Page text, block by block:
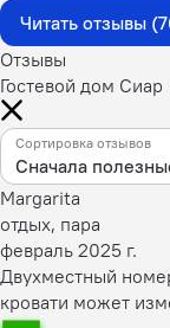
Читать отзывы
Отзывы
Гостевой дом Сиар
Сортировка отзывов
Сначала
Margarita
отдых, пара
февраль 2025 г.
Двухместный
кровати может